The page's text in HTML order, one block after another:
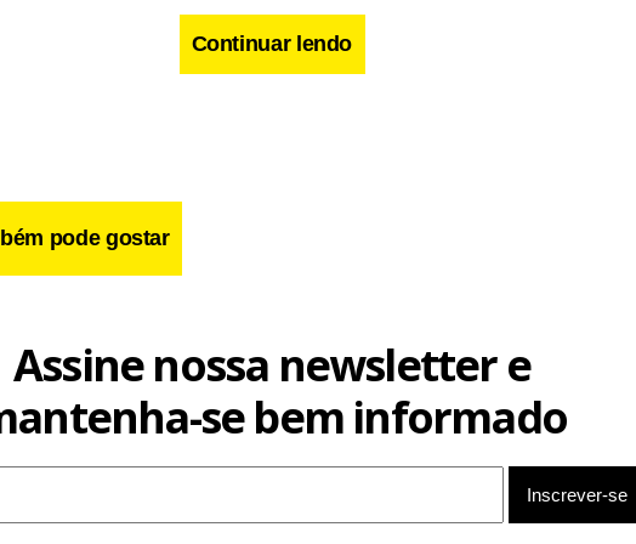
a onda de violência que se espalha pelo País, Gilmar Mendes alertou para
Continuar lendo
pode gostar
Assine nossa newsletter e
se bem informado